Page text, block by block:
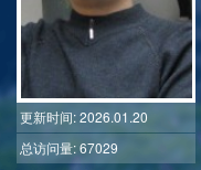
更新时间: 2026.01.20
总访问量: 67029